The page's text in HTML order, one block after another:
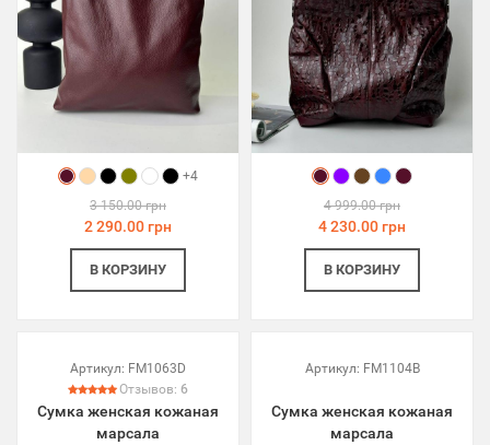
+4
3 150.00 грн
2 290.00 грн
В КОРЗИНУ
4 999.00 грн
4 230.00 грн
В КОРЗИНУ
Артикул: FM1063D
Отзывов: 6
Сумка женская кожаная
марсала
Артикул: FM1104B
Сумка женская кожаная
марсала